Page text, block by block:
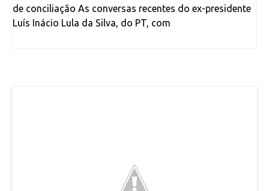
de conciliação As conversas recentes do ex-presidente
Luís Inácio Lula da Silva, do PT, com